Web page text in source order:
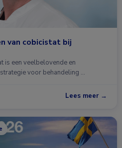
van cobicistat bij
is een veelbelovende en
voor behandeling …
Lees meer →